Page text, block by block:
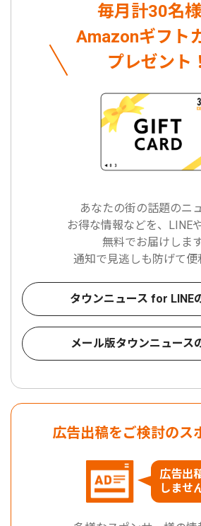
毎月計30名
Amazonギフト
プレゼント！
あなたの街の話題のニ
お得な情報などを、LINE
無料でお届けします
通知で見逃しも防げて便
タウンニュース for LINE
メール版タウンニュース
広告出稿をご検討のス
広告出
しませ